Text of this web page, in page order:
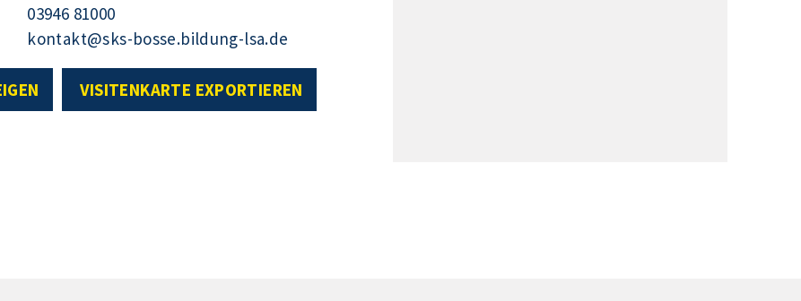
03946 81000
kontakt@sks-bosse.bildung-lsa.de
VISITENKARTE EXPORTIEREN